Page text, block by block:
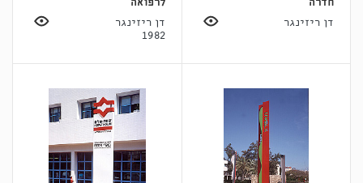
חדרה
דן ריזינגר
לרפואה
דן ריזינגר
1982